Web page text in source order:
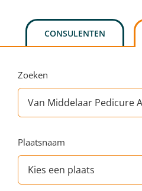
CONSULENTEN
Zoeken
Plaatsnaam